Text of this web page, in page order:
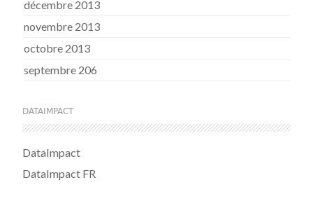
décembre 2013
novembre 2013
octobre 2013
septembre 206
DATAIMPACT
DataImpact
DataImpact FR